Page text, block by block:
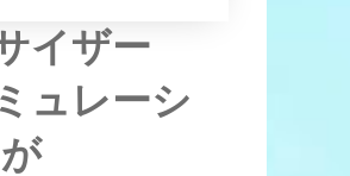
イザー
ュレーシ